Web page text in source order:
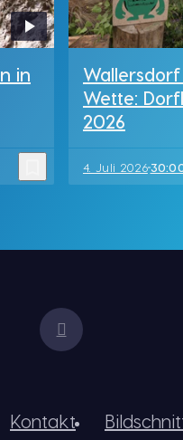
in
Wette:
2026
4. Juli 2026
Kontakt